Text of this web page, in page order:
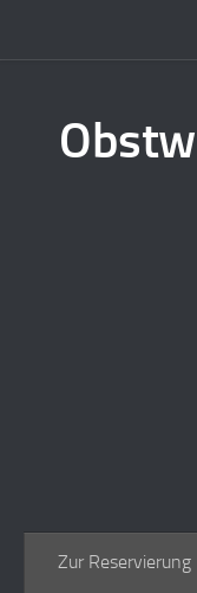
Zur Reservierung